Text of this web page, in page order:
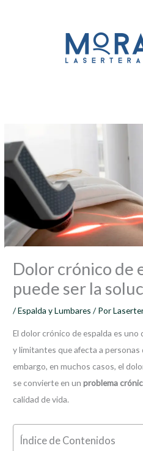
Dolor crónico de
puede ser la
/Espalda y Lumbares / Por
El dolor crónico de espalda es uno
y limitantes que afecta a personas
embargo, en muchos casos, el
se convierte en un problema
calidad de vida.
Índice de Contenidos